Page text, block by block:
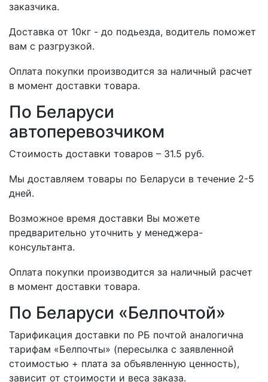
заказчика.
Доставка от 10кг - до подьезда, водитель поможет
вам с разгрузкой.
Оплата покупки производится за наличный расчет
в момент доставки товара.
По Беларуси
автоперевозчиком
Стоимость доставки товаров – 31.5 руб.
Мы доставляем товары по Беларуси в течение 2-5
дней.
Возможное время доставки Вы можете
предварительно уточнить у менеджера-
консультанта.
Оплата покупки производится за наличный расчет
в момент доставки товара.
По Беларуси «Белпочтой»
Тарификация доставки по РБ почтой аналогична
тарифам «Белпочты» (пересылка с заявленной
стоимостью + плата за объявленную ценность),
зависит от стоимости и веса заказа.